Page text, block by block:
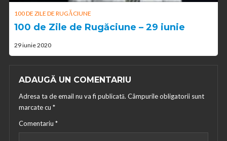
100 DE ZILE DE RUGĂCIUNE
100 de Zile de Rugăciune – 29 iunie
29 iunie 2020
ADAUGĂ UN COMENTARIU
Adresa ta de email nu va fi publicată. Câmpurile obligatorii sunt
marcate cu *
Comentariu *